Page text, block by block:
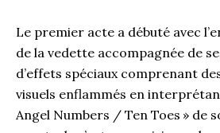
Le premier acte a débuté avec
de la vedette accompagnée de
d’effets spéciaux comprenant
visuels enflammés en
Angel Numbers / Ten Toes » de